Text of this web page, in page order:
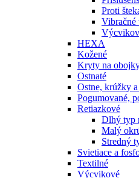
Proti
HEXA
Kožené
Kryty na
Ostnaté
Ostne, krúžky
Pogumované,
Retiazkové
Dlhý typ
Malý
Stredný
Svietiace a
Textilné
Výcvikové